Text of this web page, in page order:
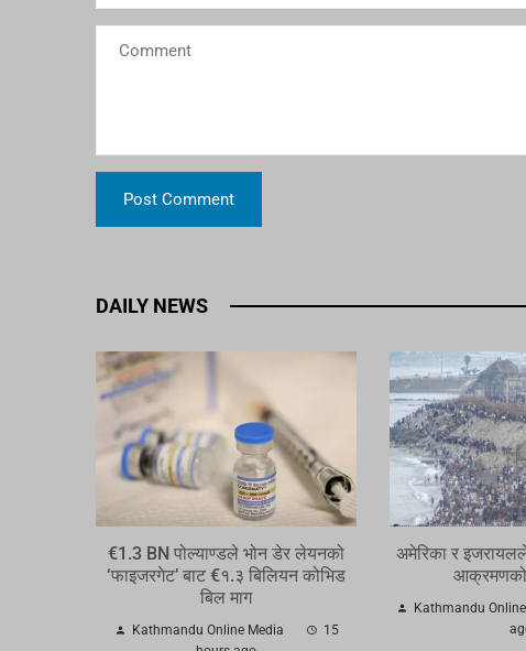
DAILY NEWS
€1.3 BN पोल्याण्डले भोन डेर लेयनको
‘फाइजरगेट’ बाट €१.३ बिलियन कोभिड
बिल माग
Kathmandu Online Media
15
अमेरिका र
Kathmandu